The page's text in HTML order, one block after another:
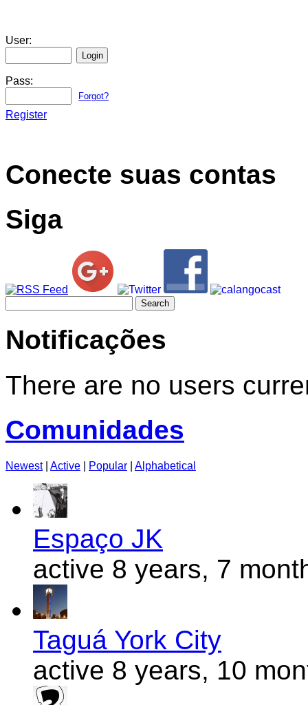
User:
Pass:
Forgot?
Register
Conecte suas contas
Siga
for:
Notificações
There are no users
Comunidades
Newest Active Popular Alphabetical
Espaço JK
active 8 years, 7
Taguá York City
active 8 years, 10